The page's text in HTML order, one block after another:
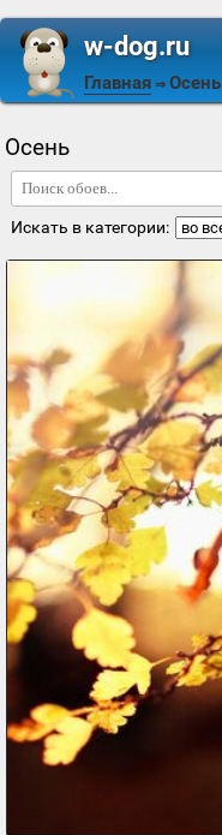
w-dog.ru
Главная ⇒ Осень
Осень
Искать в категории: